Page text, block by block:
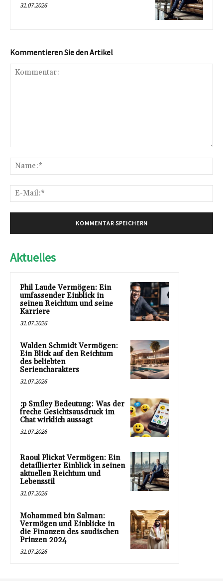
31.07.2026
Kommentieren Sie den Artikel
Aktuelles
Phil Laude Vermögen: Ein
umfassender Einblick in
seinen Reichtum und seine
Karriere
31.07.2026
Walden Schmidt Vermögen:
Ein Blick auf den Reichtum
des beliebten
Seriencharakters
31.07.2026
:p Smiley Bedeutung: Was der
freche Gesichtsausdruck im
Chat wirklich aussagt
31.07.2026
Raoul Plickat Vermögen: Ein
detaillierter Einblick in seinen
aktuellen Reichtum und
Lebensstil
31.07.2026
Mohammed bin Salman:
Vermögen und Einblicke in
die Finanzen des saudischen
Prinzen 2024
31.07.2026